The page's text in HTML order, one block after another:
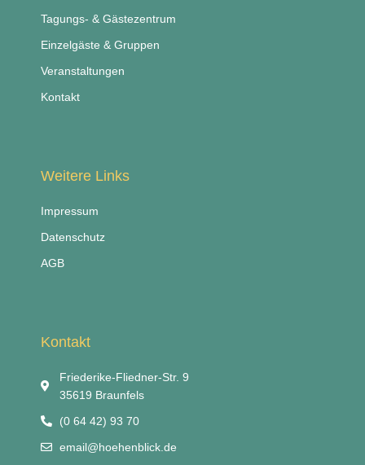
Tagungs- & Gästezentrum
Einzelgäste & Gruppen
Veranstaltungen
Kontakt
Weitere Links
Impressum
Datenschutz
AGB
Kontakt
Friederike-Fliedner-Str. 9
35619 Braunfels
(0 64 42) 93 70
email@hoehenblick.de